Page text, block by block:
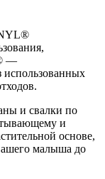
—
использованных
и свалки по
и
основе,
малыша до